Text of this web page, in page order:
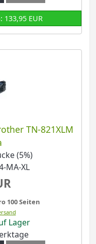
EUR
TN-821XLM
(5%)
MA-XL
100 Seiten
Lager